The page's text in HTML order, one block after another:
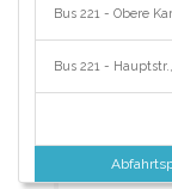
Bus 221 - Obere
Bus 221 -